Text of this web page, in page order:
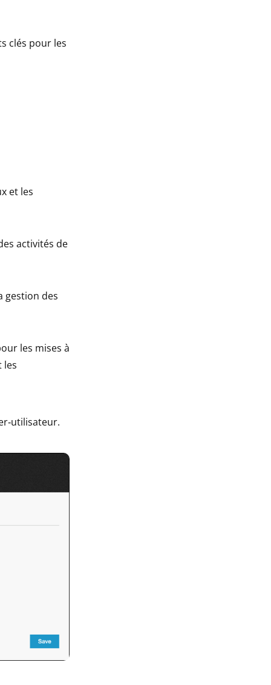
clés pour les
et les
activités de
gestion des
les mises à
les